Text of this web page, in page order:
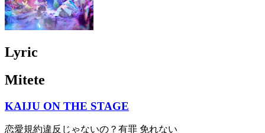
Lyric
Mitete
KAIJU ON THE STAGE
恋愛規約違反じゃないの？有罪 免れない